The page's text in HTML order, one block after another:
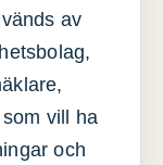
av
vill ha
och